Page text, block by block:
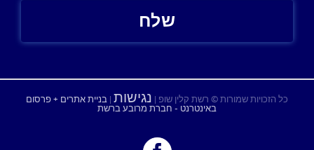
כל הזכויות שמורות © רשת קלין שופ | נגישות | בניית אתרים + פרסום
באינטרנט - חברת מרובע ברשת